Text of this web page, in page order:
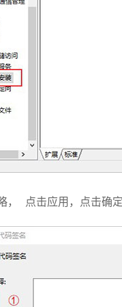
， 点击应用，点击确